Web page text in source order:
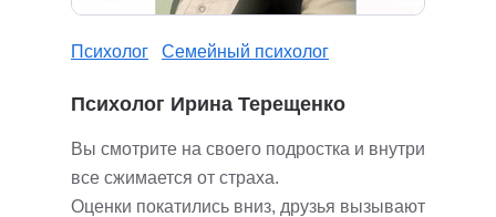
Психолог Семейный психолог
Психолог Ирина Терещенко
Вы смотрите на своего подростка и внутри
все сжимается от страха.
Оценки покатились вниз, друзья вызывают